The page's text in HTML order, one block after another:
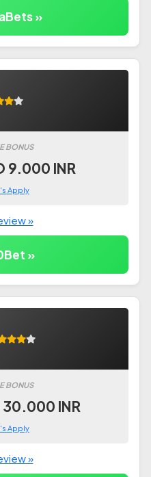
»
BONUS
9.000 INR
Apply
»
»
BONUS
30.000 INR
Apply
»